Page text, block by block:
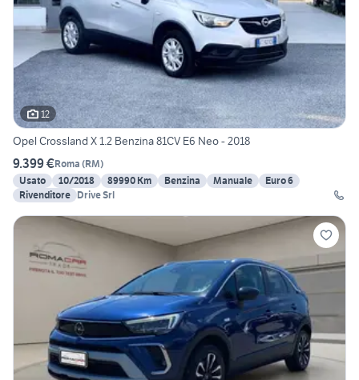
12
Opel Crossland X 1.2 Benzina 81CV E6 Neo - 2018
9.399 €Roma (RM)
Usato
10/2018 89990 Km Benzina Manuale
Euro 6
Rivenditore Drive Srl